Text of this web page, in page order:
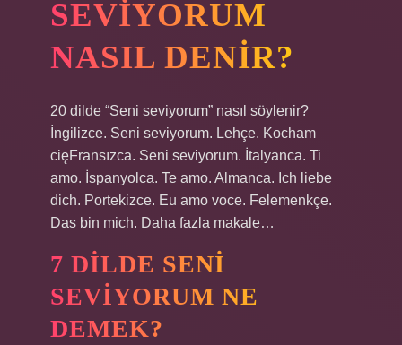
SEVIYORUM
NASIL DENIR?
20 dilde “Seni seviyorum” nasıl söylenir?
İngilizce. Seni seviyorum. Lehçe. Kocham
cięFransızca. Seni seviyorum. İtalyanca. Ti
amo. İspanyolca. Te amo. Almanca. Ich liebe
dich. Portekizce. Eu amo voce. Felemenkçe.
Das bin mich. Daha fazla makale…
7 DILDE SENI
SEVIYORUM NE
DEMEK?